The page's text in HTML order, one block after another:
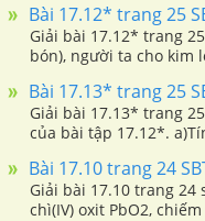
Bài 17.12* trang 25
Giải bài 17.12* trang
bón), người ta cho kim
Bài 17.13* trang 25
Giải bài 17.13* trang
của bài tập 17.12*.
Bài 17.10 trang 24
Giải bài 17.10 trang
chì(IV) oxit PbO2,